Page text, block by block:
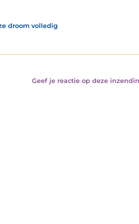
droom volledig
Geef je reactie op deze